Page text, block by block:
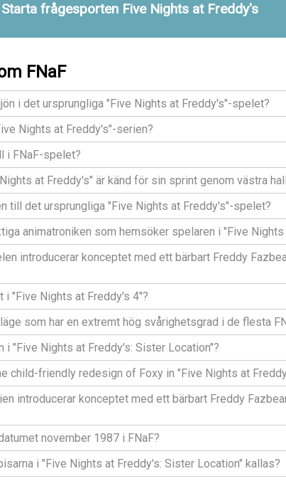
Starta frågesporten Five Nights at Freddy's
FNaF
i det ursprungliga "Five Nights at Freddy's"-spelet?
Nights at Freddy's"-serien?
i FNaF-spelet?
at Freddy's" är känd för sin sprint genom västra
till det ursprungliga "Five Nights at Freddy's"-spelet?
animatroniken som hemsöker spelaren i "Five
introducerar konceptet med ett bärbart Freddy
"Five Nights at Freddy's 4"?
som har en extremt hög svårighetsgrad i de flesta
i "Five Nights at Freddy's: Sister Location"?
child-friendly redesign of Foxy in "Five Nights at
introducerar konceptet med ett bärbart Freddy
november 1987 i FNaF?
i "Five Nights at Freddy's: Sister Location" kallas?